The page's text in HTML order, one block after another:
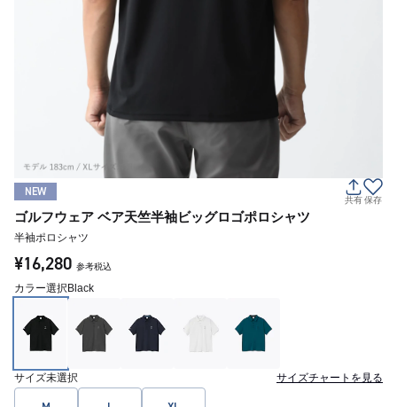
NEW
共有保存
ゴルフウェア ベア天竺半袖ビッグロゴポロシャツ
半袖ポロシャツ
¥16,280 参考税込
カラー選択 Black
サイズ未選択 サイズチャートを見る